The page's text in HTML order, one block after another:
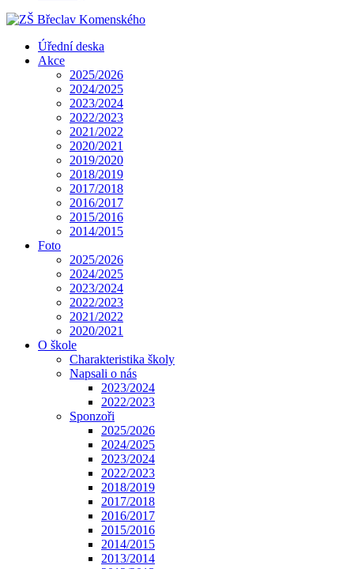
Úřední deska
Akce
2025/2026
2024/2025
2023/2024
2022/2023
2021/2022
2020/2021
2019/2020
2018/2019
2017/2018
2016/2017
2015/2016
2014/2015
Foto
2025/2026
2024/2025
2023/2024
2022/2023
2021/2022
2020/2021
O škole
Charakteristika školy
Napsali o nás
2023/2024
2022/2023
Sponzoři
2025/2026
2024/2025
2023/2024
2022/2023
2018/2019
2017/2018
2016/2017
2015/2016
2014/2015
2013/2014